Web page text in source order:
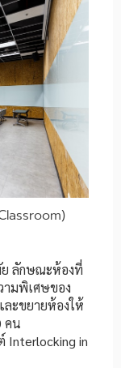
ย ลักษณะห้องที่
ามพิเศษของ
ะขยายห้องให้
คน
Interlocking in